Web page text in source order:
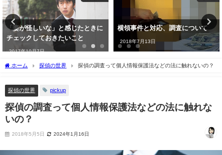
横領事件と対応、調査について
2018年7月13日
札幌を中心に、信頼できる弁護士
を無料で紹介します
2016年7月1日
ホーム 探偵の世界 探偵の調査って個人情報保護法などの法に触れないの？
探偵の世界 pickup
探偵の調査って個人情報保護法などの法に触れな
いの？
2018年5月5日 2024年1月16日